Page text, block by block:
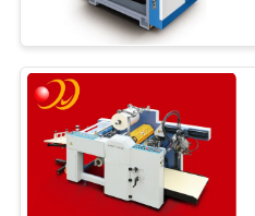
TENTANG
KAMI
TUR
PABRIK